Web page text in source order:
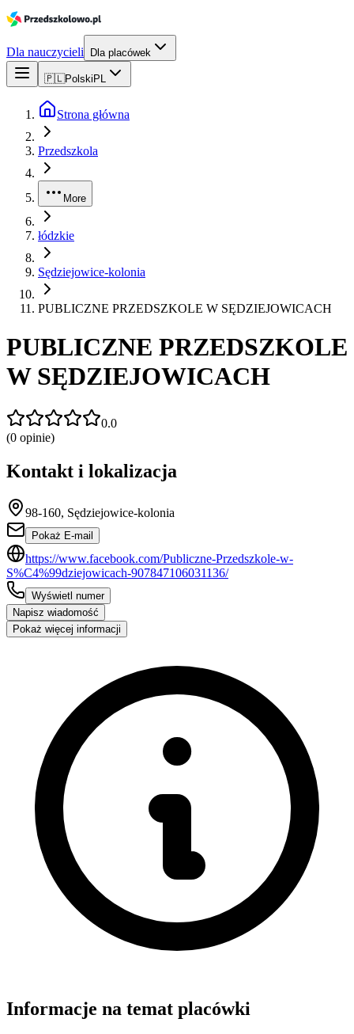
Dla nauczycieli Dla placówek
🇵🇱Polski PL
Strona główna
Przedszkola
More
łódzkie
Sędziejowice-kolonia
PUBLICZNE PRZEDSZKOLE W SĘDZIEJOWICACH
PUBLICZNE PRZEDSZKOLE
W SĘDZIEJOWICACH
0.0
(0 opinie)
Kontakt i lokalizacja
98-160, Sędziejowice-kolonia
Pokaż E-mail
https://www.facebook.com/Publiczne-Przedszkole-w-
S%C4%99dziejowicach-907847106031136/
Wyświetl numer
Napisz wiadomość
Pokaż więcej informacji
Informacje na temat placówki